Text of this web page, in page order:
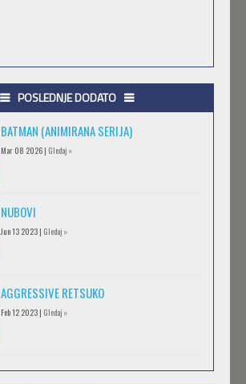
POSLEDNJE DODATO
BATMAN (ANIMIRANA SERIJA)
Mar 08 2026 | Gledaj »
NUBOVI
Jun 13 2023 | Gledaj »
AGGRESSIVE RETSUKO
Feb 12 2023 | Gledaj »
.HACK//GIFT